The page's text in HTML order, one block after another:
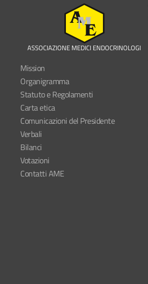
ASSOCIAZIONE MEDICI ENDOCRINOLOGI
Mission
Organigramma
Statuto e Regolamenti
Carta etica
Comunicazioni del Presidente
Verbali
Bilanci
Votazioni
Contatti AME